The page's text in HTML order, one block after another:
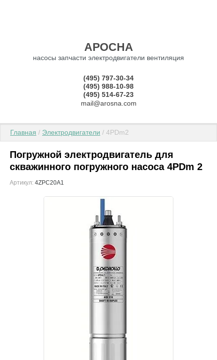
АРОСНА
насосы запчасти электродвигатели вентиляция
(495) 797-30-34
(495) 988-10-98
(495) 514-67-23
mail@arosna.com
Главная / Электродвигатели / 4PDm2
Погружной электродвигатель для
скважинного погружного насоса 4PDm 2
Артикул: 4ZPC20A1